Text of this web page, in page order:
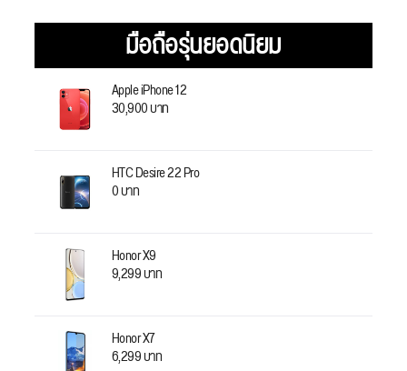
มือถือรุ่นยอดนิยม
Apple iPhone 12
30,900 บาท
HTC Desire 22 Pro
0 บาท
Honor X9
9,299 บาท
Honor X7
6,299 บาท